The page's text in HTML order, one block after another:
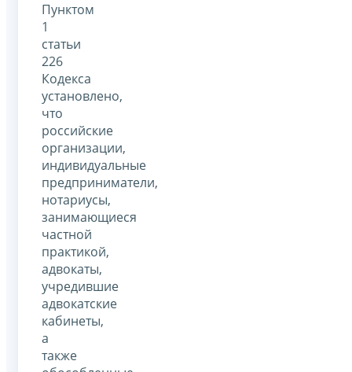
Пунктом
1
статьи
226
Кодекса
установлено,
что
российские
организации,
индивидуальные
предприниматели,
нотариусы,
занимающиеся
частной
практикой,
адвокаты,
учредившие
адвокатские
кабинеты,
а
также